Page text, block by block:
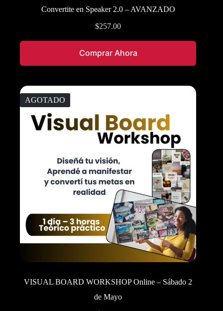
Convertite en Speaker 2.0 – AVANZADO
$257.00
Comprar Ahora
AGOTADO
VISUAL BOARD WORKSHOP Online – Sábado 2
de Mayo